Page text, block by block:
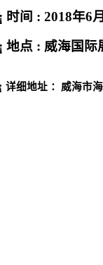
¡ 时间 : 2018年6月
¡ 地点 : 威海国际
¡ 详细地址 ： 威海市